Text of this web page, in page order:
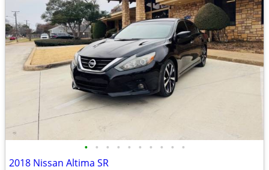
• • • • • • • • • •
2018 Nissan Altima SR